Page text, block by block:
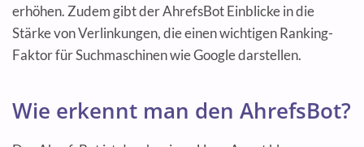
erhöhen. Zudem gibt der AhrefsBot Einblicke in die
Stärke von Verlinkungen, die einen wichtigen Ranking-
Faktor für Suchmaschinen wie Google darstellen.
Wie erkennt man den AhrefsBot?